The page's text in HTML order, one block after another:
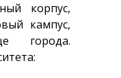
корпус,
кампус,
города.